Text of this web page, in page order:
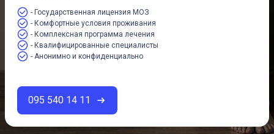
- Государственная лицензия МОЗ
- Комфортные условия проживания
- Комплексная программа лечения
- Квалифицированные специалисты
- Анонимно и конфиденциально
095 540 14 11